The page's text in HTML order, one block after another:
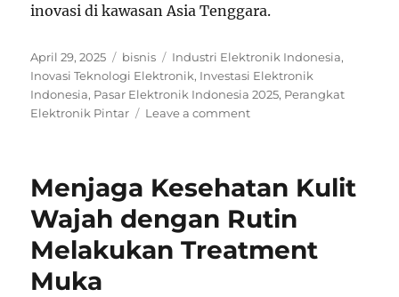
inovasi di kawasan Asia Tenggara.
Posted
on
April 29, 2025 Categories
bisnis Tags
Industri Elektronik Indonesia,
Inovasi Teknologi Elektronik, Investasi Elektronik
Indonesia, Pasar Elektronik Indonesia 2025, Perangkat
Elektronik Pintar
Leave a commenton
2025:
Pertumbuhan,
Investasi,
dan
Inovasi
Menjaga Kesehatan Kulit
Wajah dengan Rutin
Melakukan Treatment
Muka